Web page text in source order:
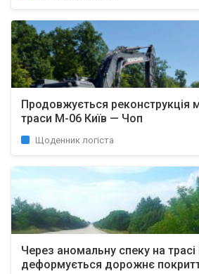
Продовжується реконструкція
траси М-06 Київ — Чоп
Щоденник логіста
Через аномальну спеку на
деформується дорожнє